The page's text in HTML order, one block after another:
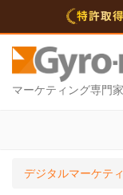
マーケティング専門
デジタルマーケテ